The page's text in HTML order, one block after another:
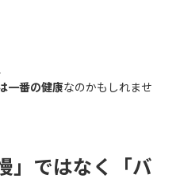
一番の健康なのかもしれませ
」ではなく「バ